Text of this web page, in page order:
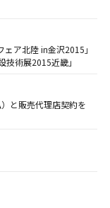
ア北陸 in金沢2015」
術展2015近畿」
と販売代理店契約を